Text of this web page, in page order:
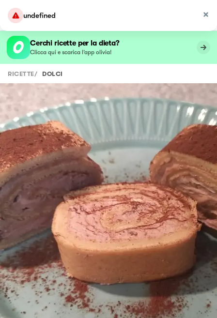
undefined
Cerchi ricette per la dieta?
Clicca qui e scarica l’app olivia!
RICETTE/ DOLCI